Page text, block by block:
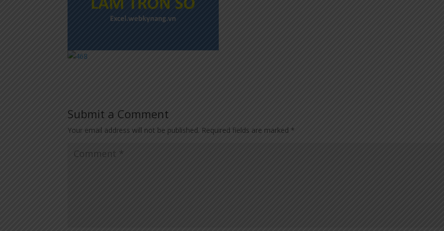
Submit a Comment
Your email address will not be published. Required fields are marked *